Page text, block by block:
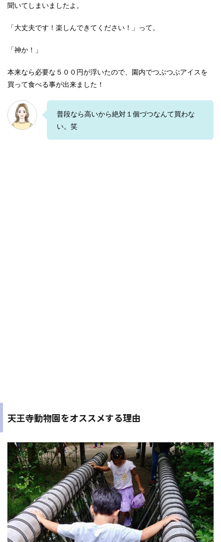
聞いてしまいましたよ。
「大丈夫です！楽しんできてください！」って。
「神か！」
本来なら必要な５００円が浮いたので、園内でつぶつぶアイスを
買って食べる事が出来ました！
普段なら高いから絶対１個づつなんて買わな
い。笑
天王寺動物園をオススメする理由